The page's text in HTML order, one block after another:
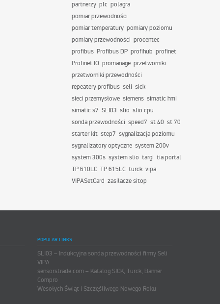
partnerzy plc polagra
pomiar przewodności
pomiar temperatury pomiary poziomu
pomiary przewodności procentec
profibus Profibus DP profihub profinet
Profinet IO promanage przetworniki
przetworniki przewodności
repeatery profibus seli sick
sieci przemysłowe siemens simatic hmi
simatic s7 SLI03 slio slio cpu
sonda przewodności speed7 st 40 st 70
starter kit step7 sygnalizacja poziomu
sygnalizatory optyczne system 200v
system 300s system slio targi tia portal
TP 610LC TP 615LC turck vipa
VIPASetCard zasilacze sitop
POPULAR LINKS
SLI03 – Indukcyjna sonda przewodności firmy Seli
VIPA
sensorstrade.com – Katalog SICK, Turck, Banner
Compro
Wesołych Świąt i Szczęśliwego Nowego Roku